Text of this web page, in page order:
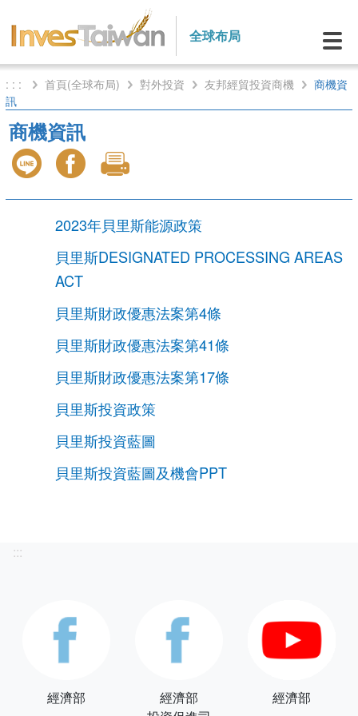
全球布局
: : : 首頁(全球布局) 對外投資 友邦經貿投資商機
商機資
訊
商機資訊
2023年貝里斯能源政策
貝里斯DESIGNATED PROCESSING AREAS
ACT
貝里斯財政優惠法案第4條
貝里斯財政優惠法案第41條
貝里斯財政優惠法案第17條
貝里斯投資政策
貝里斯投資藍圖
貝里斯投資藍圖及機會PPT
:::
經濟部
經濟部
經濟部